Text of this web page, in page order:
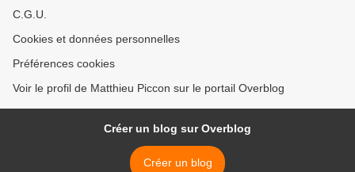
C.G.U.
Cookies et données personnelles
Préférences cookies
Voir le profil de Matthieu Piccon sur le portail Overblog
Créer un blog sur Overblog
Créer un blog